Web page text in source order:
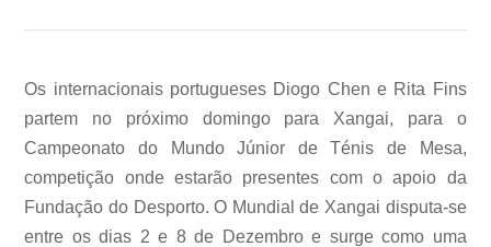
Os internacionais portugueses Diogo Chen e Rita Fins
partem no próximo domingo para Xangai, para o
Campeonato do Mundo Júnior de Ténis de Mesa,
competição onde estarão presentes com o apoio da
Fundação do Desporto. O Mundial de Xangai disputa-se
entre os dias 2 e 8 de Dezembro e surge como uma